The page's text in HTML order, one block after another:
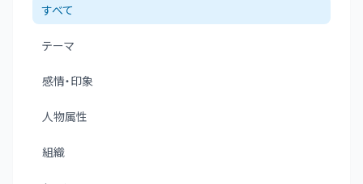
すべて
テーマ
感情・印象
人物属性
組織